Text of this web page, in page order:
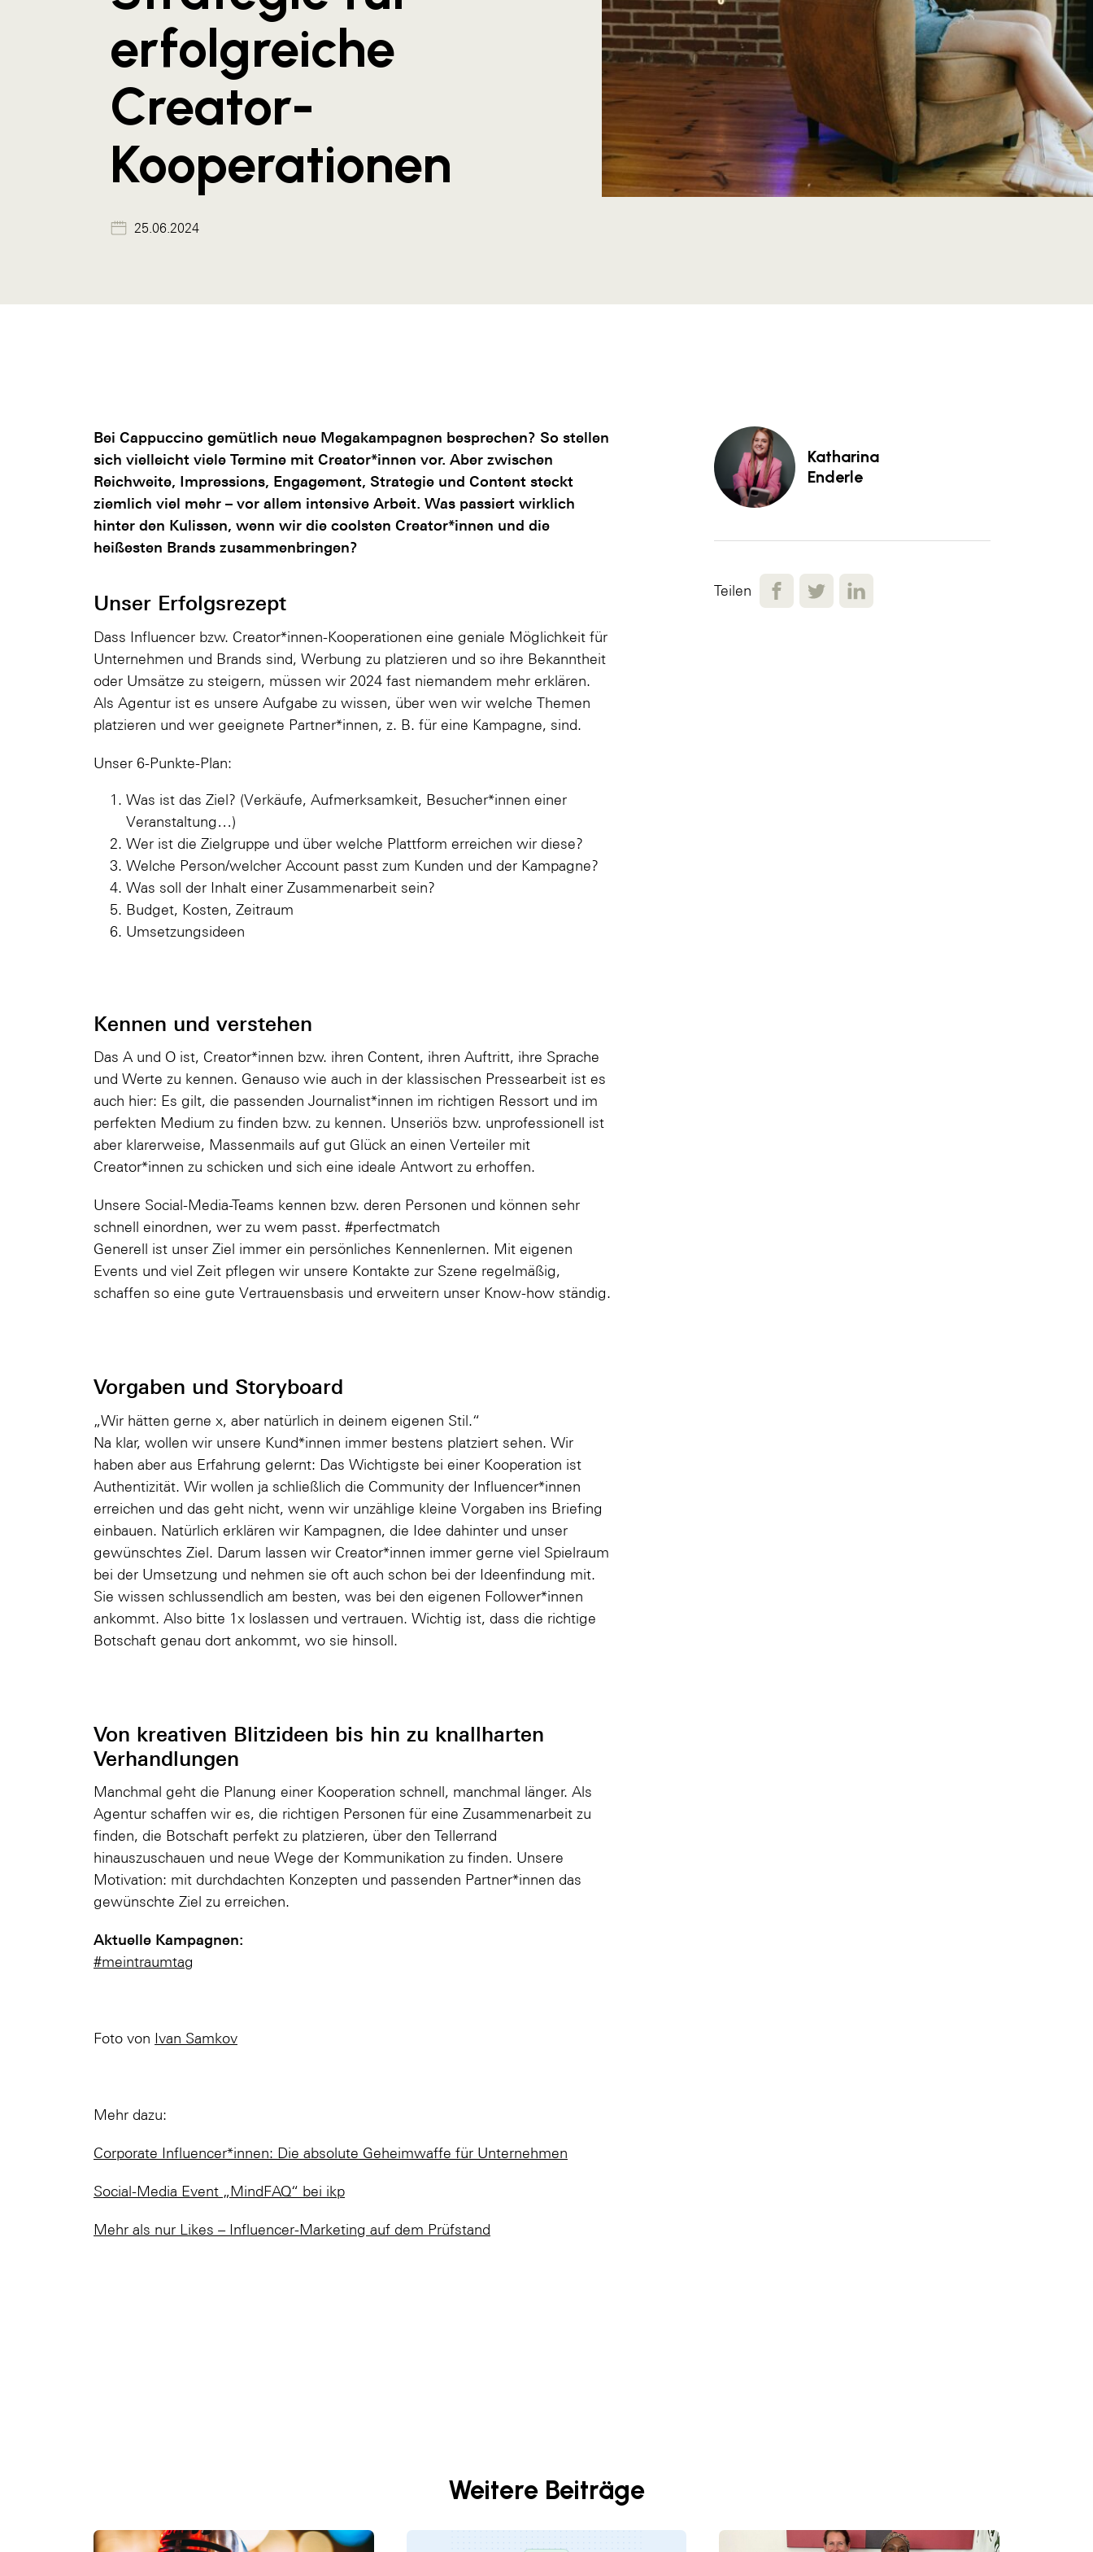
erfolgreiche
Creator-
Kooperationen
25.06.2024
Bei Cappuccino gemütlich neue Megakampagnen besprechen? So stellen
sich vielleicht viele Termine mit Creator*innen vor. Aber zwischen
Reichweite, Impressions, Engagement, Strategie und Content steckt
ziemlich viel mehr – vor allem intensive Arbeit. Was passiert wirklich
hinter den Kulissen, wenn wir die coolsten Creator*innen und die
heißesten Brands zusammenbringen?
Unser Erfolgsrezept
Dass Influencer bzw. Creator*innen-Kooperationen eine geniale Möglichkeit für
Unternehmen und Brands sind, Werbung zu platzieren und so ihre Bekanntheit
oder Umsätze zu steigern, müssen wir 2024 fast niemandem mehr erklären.
Als Agentur ist es unsere Aufgabe zu wissen, über wen wir welche Themen
platzieren und wer geeignete Partner*innen, z. B. für eine Kampagne, sind.
Unser 6-Punkte-Plan:
Was ist das Ziel? (Verkäufe, Aufmerksamkeit, Besucher*innen einer
Veranstaltung…)
Wer ist die Zielgruppe und über welche Plattform erreichen wir diese?
Welche Person/welcher Account passt zum Kunden und der Kampagne?
Was soll der Inhalt einer Zusammenarbeit sein?
Budget, Kosten, Zeitraum
Umsetzungsideen
Kennen und verstehen
Das A und O ist, Creator*innen bzw. ihren Content, ihren Auftritt, ihre Sprache
und Werte zu kennen. Genauso wie auch in der klassischen Pressearbeit ist es
auch hier: Es gilt, die passenden Journalist*innen im richtigen Ressort und im
perfekten Medium zu finden bzw. zu kennen. Unseriös bzw. unprofessionell ist
aber klarerweise, Massenmails auf gut Glück an einen Verteiler mit
Creator*innen zu schicken und sich eine ideale Antwort zu erhoffen.
Unsere Social-Media-Teams kennen bzw. deren Personen und können sehr
schnell einordnen, wer zu wem passt. #perfectmatch
Generell ist unser Ziel immer ein persönliches Kennenlernen. Mit eigenen
Events und viel Zeit pflegen wir unsere Kontakte zur Szene regelmäßig,
schaffen so eine gute Vertrauensbasis und erweitern unser Know-how ständig.
Vorgaben und Storyboard
„Wir hätten gerne x, aber natürlich in deinem eigenen Stil.“
Na klar, wollen wir unsere Kund*innen immer bestens platziert sehen. Wir
haben aber aus Erfahrung gelernt: Das Wichtigste bei einer Kooperation ist
Authentizität. Wir wollen ja schließlich die Community der Influencer*innen
erreichen und das geht nicht, wenn wir unzählige kleine Vorgaben ins Briefing
einbauen. Natürlich erklären wir Kampagnen, die Idee dahinter und unser
gewünschtes Ziel. Darum lassen wir Creator*innen immer gerne viel Spielraum
bei der Umsetzung und nehmen sie oft auch schon bei der Ideenfindung mit.
Sie wissen schlussendlich am besten, was bei den eigenen Follower*innen
ankommt. Also bitte 1x loslassen und vertrauen. Wichtig ist, dass die richtige
Botschaft genau dort ankommt, wo sie hinsoll.
Von kreativen Blitzideen bis hin zu knallharten
Verhandlungen
Manchmal geht die Planung einer Kooperation schnell, manchmal länger. Als
Agentur schaffen wir es, die richtigen Personen für eine Zusammenarbeit zu
finden, die Botschaft perfekt zu platzieren, über den Tellerrand
hinauszuschauen und neue Wege der Kommunikation zu finden. Unsere
Motivation: mit durchdachten Konzepten und passenden Partner*innen das
gewünschte Ziel zu erreichen.
Aktuelle Kampagnen:
#meintraumtag
Foto von Ivan Samkov
Mehr dazu:
Corporate Influencer*innen: Die absolute Geheimwaffe für Unternehmen
Social-Media Event „MindFAQ“ bei ikp
Mehr als nur Likes – Influencer-Marketing auf dem Prüfstand
Katharina
Enderle
Teilen
Weitere Beiträge